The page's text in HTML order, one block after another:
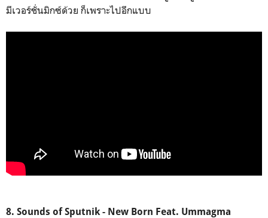
มีเวอร์ชั่นมิกซ์ด้วย ก็เพราะไปอีกแบบ
8. Sounds of Sputnik - New Born Feat. Ummagma